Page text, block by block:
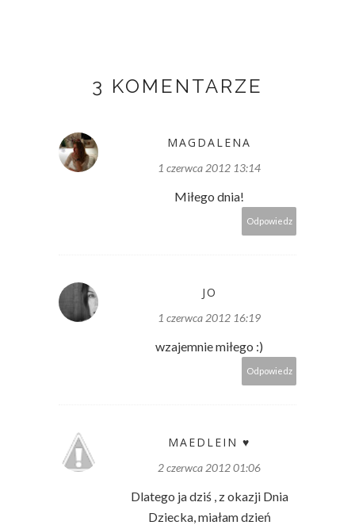
3 KOMENTARZE
MAGDALENA
1 czerwca 2012 13:14
Miłego dnia!
Odpowiedz
JO
1 czerwca 2012 16:19
wzajemnie miłego :)
Odpowiedz
MAEDLEIN ♥
2 czerwca 2012 01:06
Dlatego ja dziś , z okazji Dnia
Dziecka, miałam dzień